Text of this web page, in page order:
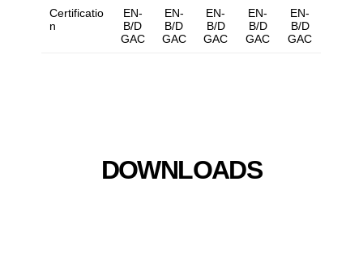
Certificatio
n
EN-
B/D
GAC
EN-
B/D
GAC
EN-
B/D
GAC
EN-
B/D
GAC
EN-
B/D
GAC
DOWNLOADS